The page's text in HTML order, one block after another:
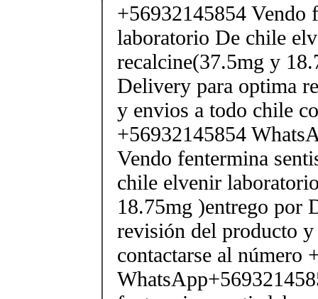
+56932145854 Vendo
laboratorio De chile
recalcine(37.5mg y
Delivery para optima
y envios a todo chile
+56932145854
Vendo fentermina
chile elvenir
18.75mg )entrego por
revisión del producto
contactarse al número